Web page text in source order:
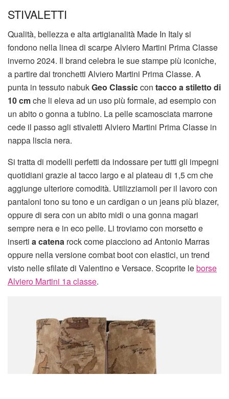
STIVALETTI
Qualità, bellezza e alta artigianalità Made In Italy si
fondono nella linea di scarpe Alviero Martini Prima Classe
inverno 2024. Il brand celebra le sue stampe più iconiche,
a partire dai tronchetti Alviero Martini Prima Classe. A
punta in tessuto nabukGeo Classiccon tacco a stiletto di
10 cmche li eleva ad un uso più formale, ad esempio con
un abito o gonna a tubino. La pelle scamosciata marrone
cede il passo agli stivaletti Alviero Martini Prima Classe in
nappa liscia nera.
Si tratta di modelli perfetti da indossare per tutti gli impegni
quotidiani grazie al tacco largo e al plateau di 1,5 cm che
aggiunge ulteriore comodità. Utilizziamoli per il lavoro con
pantaloni tono su tono e un cardigan o un jeans più blazer,
oppure di sera con un abito midi o una gonna magari
sempre nera e in eco pelle. Li troviamo con morsetto e
inserti a catena rock come piacciono ad Antonio Marras
oppure nella versione combat boot con elastici, un trend
visto nelle sfilate di Valentino e Versace. Scoprite leborse
Alviero Martini 1a classe.